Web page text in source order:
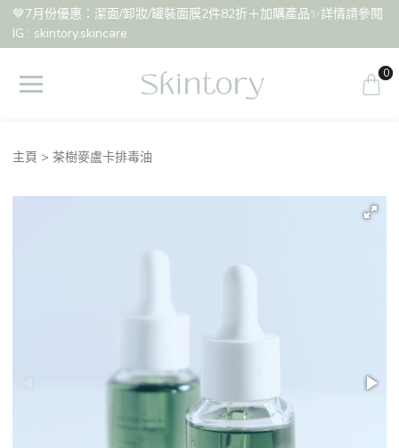
🤎7月份優惠：潔面/卸妝/罐裝面膜2件82折＋加購產品✨詳情請參閱
IG : skintory.skincare
0
主頁 茶樹麥盧卡排毒油